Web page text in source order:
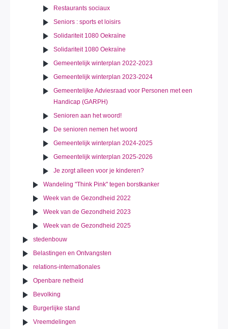
Restaurants sociaux
Seniors : sports et loisirs
Solidariteit 1080 Oekraïne
Solidariteit 1080 Oekraïne
Gemeentelijk winterplan 2022-2023
Gemeentelijk winterplan 2023-2024
Gemeentelijke Adviesraad voor Personen met een
Handicap (GARPH)
Senioren aan het woord!
De senioren nemen het woord
Gemeentelijk winterplan 2024-2025
Gemeentelijk winterplan 2025-2026
Je zorgt alleen voor je kinderen?
Wandeling "Think Pink" tegen borstkanker
Week van de Gezondheid 2022
Week van de Gezondheid 2023
Week van de Gezondheid 2025
stedenbouw
Belastingen en Ontvangsten
relations-internationales
Openbare netheid
Bevolking
Burgerlijke stand
Vreemdelingen